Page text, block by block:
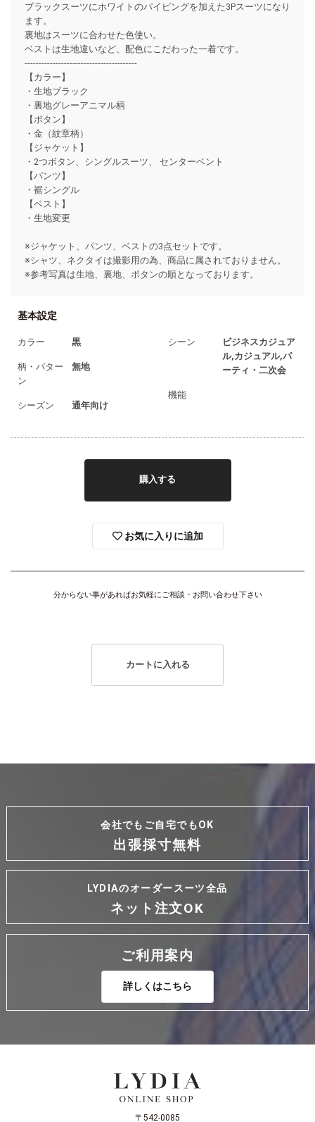
ブラックスーツにホワイトのパイピングを加えた3Pスーツになり
ます。
裏地はスーツに合わせた色使い。
ベストは生地違いなど、配色にこだわった一着です。
----------------------------------------
【カラー】
・生地ブラック
・裏地グレーアニマル柄
【ボタン】
・金（紋章柄）
【ジャケット】
・2つボタン、シングルスーツ、 センターベント
【パンツ】
・裾シングル
【ベスト】
・生地変更
※ジャケット、パンツ、ベストの3点セットです。
※シャツ、ネクタイは撮影用の為、商品に属されておりません。
※参考写真は生地、裏地、ボタンの順となっております。
基本設定
カラー 黒
柄・パター
ン
無地
シーズン 通年向け
シーン
ビジネスカジュア
ル,カジュアル,パ
ーティ・二次会
機能
購入する
お気に入りに追加
分からない事があればお気軽にご相談・お問い合わせ下さい
カートに入れる
会社でもご自宅でもOK
出張採寸無料
LYDIAのオーダースーツ全品
ネット注文OK
ご利用案内
詳しくはこちら
〒542-0085